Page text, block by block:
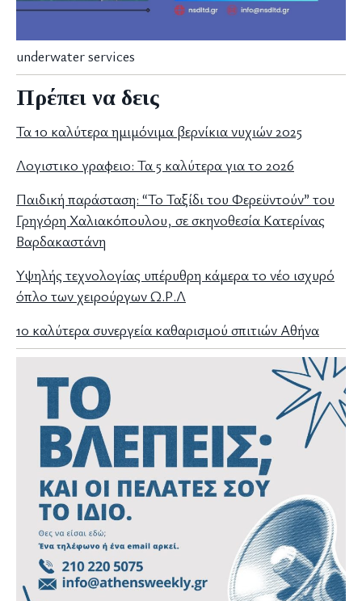
underwater services
Πρέπει να δεις
Τα 10 καλύτερα ημιμόνιμα βερνίκια νυχιών 2025
Λογιστικο γραφειο: Τα 5 καλύτερα για το 2026
Παιδική παράσταση: “Το Ταξίδι του Φερεϋντούν” του
Γρηγόρη Χαλιακόπουλου, σε σκηνοθεσία Κατερίνας
Βαρδακαστάνη
Υψηλής τεχνολογίας υπέρυθρη κάμερα το νέο ισχυρό
όπλο των χειρούργων Ω.Ρ.Λ
10 καλύτερα συνεργεία καθαρισμού σπιτιών Αθήνα